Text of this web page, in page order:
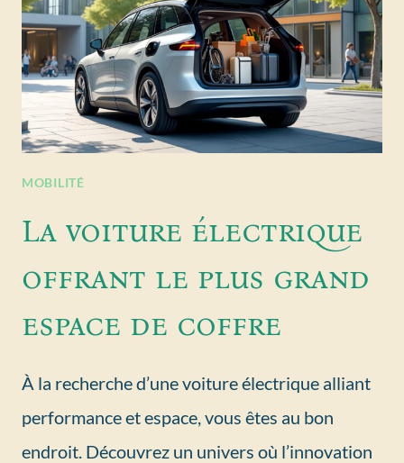
MOBILITÉ
La voiture électrique
offrant le plus grand
espace de coffre
À la recherche d’une voiture électrique alliant
performance et espace, vous êtes au bon
endroit. Découvrez un univers où l’innovation